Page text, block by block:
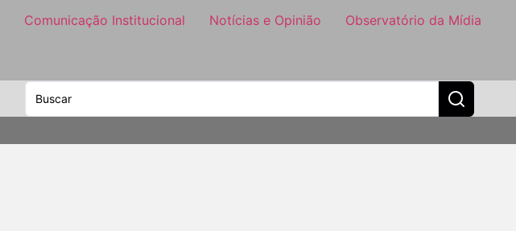
Comunicação Institucional Notícias e Opinião Observatório da Mídia